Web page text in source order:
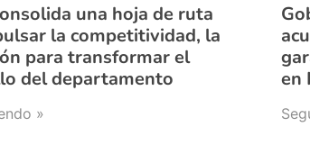
una hoja de ruta
la competitividad, la
para transformar el
del departamento
»
en